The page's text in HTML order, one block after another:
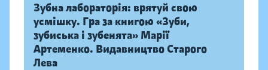
Зубна лабораторія: врятуй свою
усмішку. Гра за книгою «Зуби,
зубиська і зубенята» Марії
Артеменко. Видавництво Старого
Лева